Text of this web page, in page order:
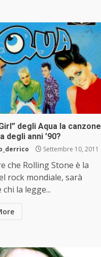
degli Aqua la canzone
degli anni ’90?
Settembre 10, 2011
che Rolling Stone è la
rock mondiale, sarà
la legge...